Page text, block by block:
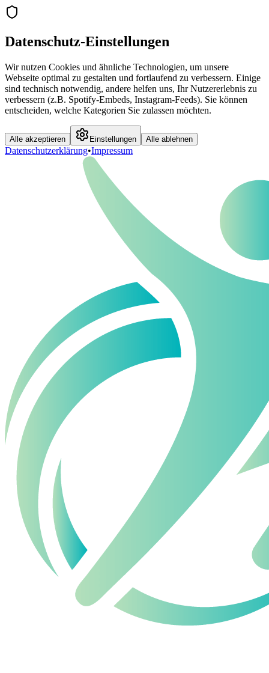
Datenschutz-Einstellungen
Wir nutzen Cookies und ähnliche Technologien, um unsere
Webseite optimal zu gestalten und fortlaufend zu verbessern. Einige
sind technisch notwendig, andere helfen uns, Ihr Nutzererlebnis zu
verbessern (z.B. Spotify-Embeds, Instagram-Feeds). Sie können
entscheiden, welche Kategorien Sie zulassen möchten.
Alle akzeptieren Einstellungen Alle ablehnen
Datenschutzerklärung•Impressum